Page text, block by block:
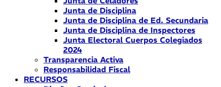
Junta de Disciplina
Junta de Disciplina de Ed. Secundaria
Junta de Disciplina de Inspectores
Junta Electoral Cuerpos Colegiados
2024
Transparencia Activa
Responsabilidad Fiscal
RECURSOS